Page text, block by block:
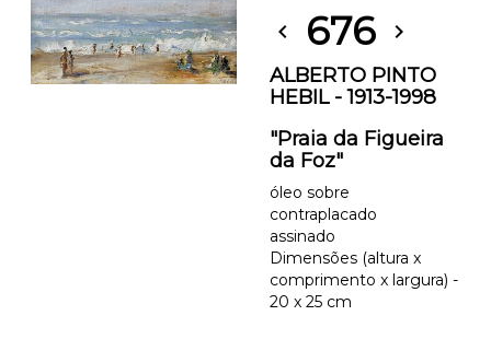
chevron_left 676 chevron_right
ALBERTO PINTO
HEBIL - 1913-1998
"Praia da Figueira
da Foz"
óleo sobre
contraplacado
assinado
Dimensões (altura x
comprimento x largura) -
20 x 25 cm